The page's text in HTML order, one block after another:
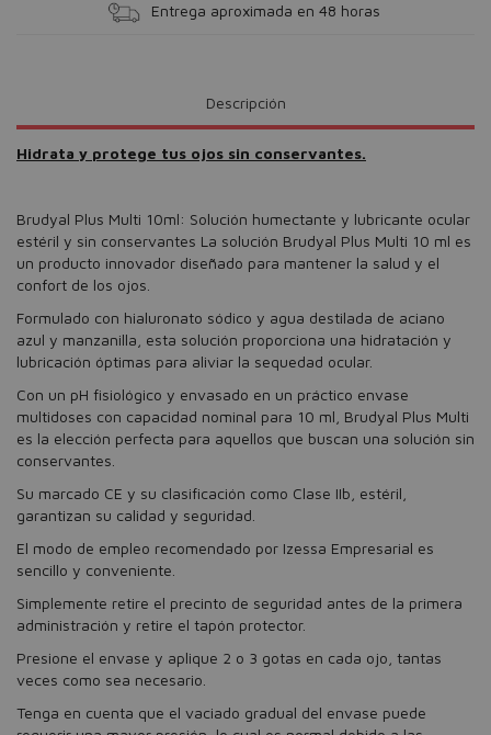
Entrega aproximada en 48 horas
Descripción
Hidrata y protege tus ojos sin conservantes.
Brudyal Plus Multi 10ml: Solución humectante y lubricante ocular
estéril y sin conservantes La solución Brudyal Plus Multi 10 ml es
un producto innovador diseñado para mantener la salud y el
confort de los ojos.
Formulado con hialuronato sódico y agua destilada de aciano
azul y manzanilla, esta solución proporciona una hidratación y
lubricación óptimas para aliviar la sequedad ocular.
Con un pH fisiológico y envasado en un práctico envase
multidoses con capacidad nominal para 10 ml, Brudyal Plus Multi
es la elección perfecta para aquellos que buscan una solución sin
conservantes.
Su marcado CE y su clasificación como Clase IIb, estéril,
garantizan su calidad y seguridad.
El modo de empleo recomendado por Izessa Empresarial es
sencillo y conveniente.
Simplemente retire el precinto de seguridad antes de la primera
administración y retire el tapón protector.
Presione el envase y aplique 2 o 3 gotas en cada ojo, tantas
veces como sea necesario.
Tenga en cuenta que el vaciado gradual del envase puede